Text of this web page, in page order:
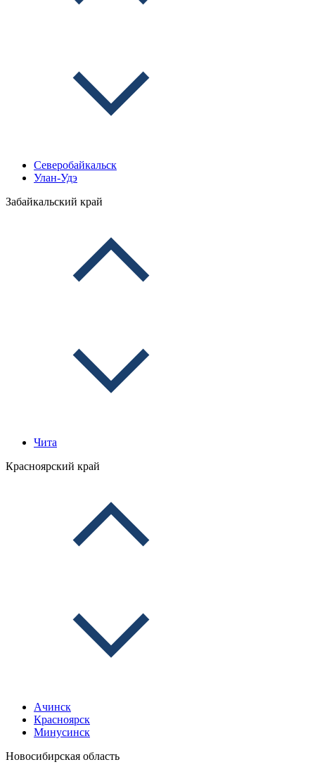
Северобайкальск
Улан-Удэ
Забайкальский край
Чита
Красноярский край
Ачинск
Красноярск
Минусинск
Новосибирская область